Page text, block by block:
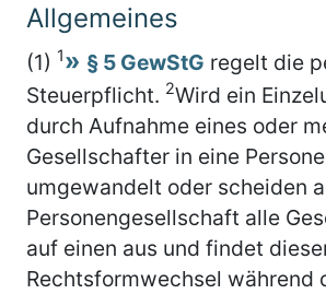
Allgemeines
(1) 1 § 5 GewStG regelt die
Steuerpflicht. 2Wird ein
durch Aufnahme eines oder
Gesellschafter in eine
umgewandelt oder scheiden
Personengesellschaft alle
auf einen aus und findet
Rechtsformwechsel während